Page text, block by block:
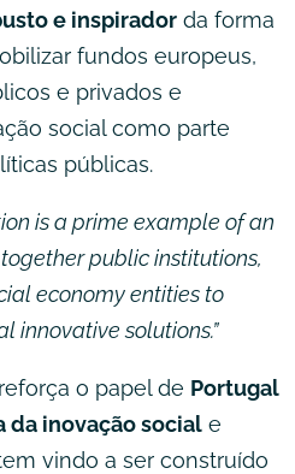
e inspirador da forma
fundos europeus,
e privados e
social como parte
públicas.
is a prime example of an
public institutions,
economy entities to
innovative solutions.”
reforça o papel de Portugal
da inovação social e
vindo a ser construído